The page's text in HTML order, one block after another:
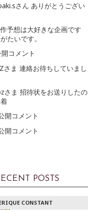
さん ありがとうござい
予想は大好きな企画です
たいです。
コメント
さま 連絡お待ちしていまし
さま 招待状をお送りしたの
開コメント
開コメント
POSTS
CONSTANT